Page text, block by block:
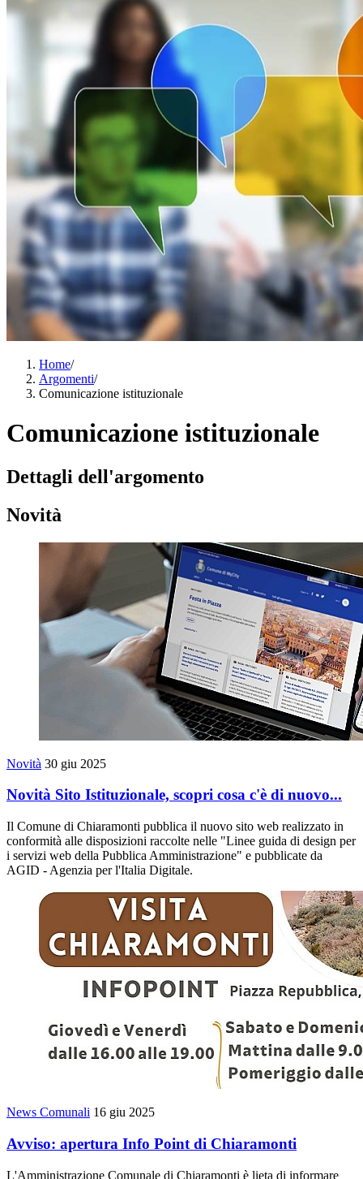
Home/
Argomenti/
Comunicazione istituzionale
Comunicazione istituzionale
Dettagli dell'argomento
Novità
Novità 30 giu 2025
Novità Sito Istituzionale, scopri cosa c'è di nuovo...
Il Comune di Chiaramonti pubblica il nuovo sito web realizzato in
conformità alle disposizioni raccolte nelle "Linee guida di design per
i servizi web della Pubblica Amministrazione" e pubblicate da
AGID - Agenzia per l'Italia Digitale.
News Comunali 16 giu 2025
Avviso: apertura Info Point di Chiaramonti
L'Amministrazione Comunale di Chiaramonti è lieta di informare